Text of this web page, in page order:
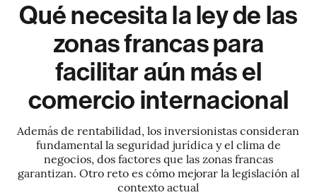
Qué necesita la ley de las
zonas francas para
facilitar aún más el
comercio internacional
Además de rentabilidad, los inversionistas consideran
fundamental la seguridad jurídica y el clima de
negocios, dos factores que las zonas francas
garantizan. Otro reto es cómo mejorar la legislación al
contexto actual